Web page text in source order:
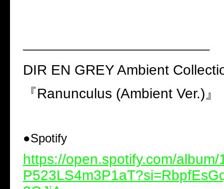
———————————————–
DIR EN GREY Ambient
『Ranunculus (Ambient Ver.) 』
●Spotify
https://open.spotify.com/album/